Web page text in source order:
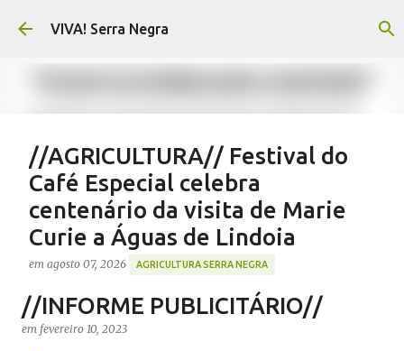
Pular para o conteúdo principal
VIVA! Serra Negra
//AGRICULTURA// Festival do
Café Especial celebra
centenário da visita de Marie
Curie a Águas de Lindoia
em agosto 07, 2026 AGRICULTURA SERRA NEGRA
CAFEICULTURA SERRA NEGRA
NOTÍCIAS SERRA NEGRA
//INFORME PUBLICITÁRIO//
em fevereiro 10, 2023